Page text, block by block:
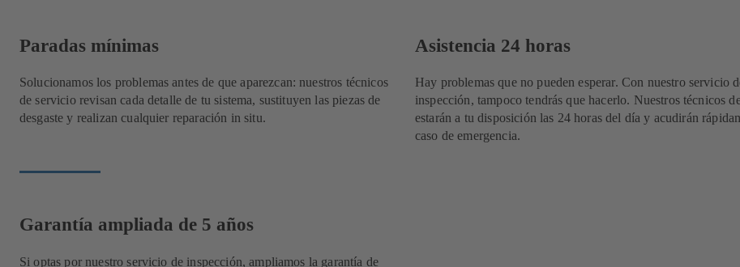
Paradas mínimas
Solucionamos los problemas antes de que aparezcan: nuestros técnicos
de servicio revisan cada detalle de tu sistema, sustituyen las piezas de
desgaste y realizan cualquier reparación in situ.
Asistencia 24 horas
Hay problemas que no pueden esperar. Con nuestro servicio
inspección, tampoco tendrás que hacerlo. Nuestros técnicos
estarán a tu disposición las 24 horas del día y acudirán
caso de emergencia.
Garantía ampliada de 5 años
Si optas por nuestro servicio de inspección, ampliamos la garantía de